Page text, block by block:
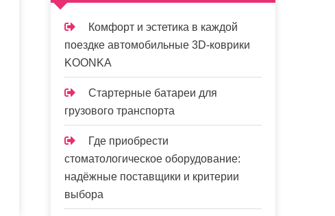
Комфорт и эстетика в каждой
поездке автомобильные 3D-коврики
KOONKA
Стартерные батареи для
грузового транспорта
Где приобрести
стоматологическое оборудование:
надёжные поставщики и критерии
выбора